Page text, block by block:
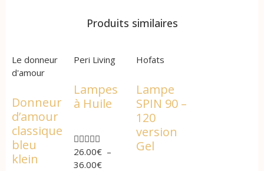
Produits similaires
Le donneur
d'amour
Donneur
d’amour
classique
bleu
klein
Peri Living
Lampes
à Huile

26.00€ –
36.00€
Hofats
Lampe
SPIN 90 –
120
version
Gel